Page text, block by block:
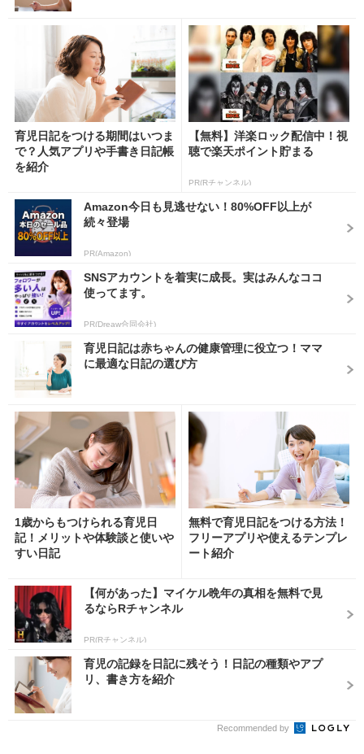
育児日記をつける期間はいつま
で？人気アプリや手書き日記帳
を紹介
【無料】洋楽ロック配信中！視
聴で楽天ポイント貯まる
PR(Rチャンネル)
Amazon今日も見逃せない！80%OFF以上が
続々登場
PR(Amazon)
SNSアカウントを着実に成長。実はみんなココ
使ってます。
PR(Dreaw合同会社)
育児日記は赤ちゃんの健康管理に役立つ！ママ
に最適な日記の選び方
1歳からもつけられる育児日
記！メリットや体験談と使いや
すい日記
無料で育児日記をつける方法！
フリーアプリや使えるテンプレ
ート紹介
【何があった】マイケル晩年の真相を無料で見
るならRチャンネル
PR(Rチャンネル)
育児の記録を日記に残そう！日記の種類やアプ
リ、書き方を紹介
Recommended by